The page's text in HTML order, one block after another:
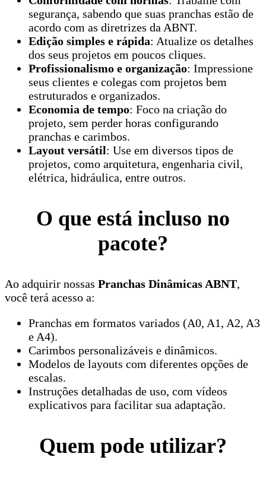
segurança, sabendo que suas pranchas estão de
acordo com as diretrizes da ABNT.
Edição simples e rápida: Atualize os detalhes
dos seus projetos em poucos cliques.
Profissionalismo e organização: Impressione
seus clientes e colegas com projetos bem
estruturados e organizados.
Economia de tempo: Foco na criação do
projeto, sem perder horas configurando
pranchas e carimbos.
Layout versátil: Use em diversos tipos de
projetos, como arquitetura, engenharia civil,
elétrica, hidráulica, entre outros.
O que está incluso no
pacote?
Ao adquirir nossas Pranchas Dinâmicas ABNT,
você terá acesso a:
Pranchas em formatos variados (A0, A1, A2, A3
e A4).
Carimbos personalizáveis e dinâmicos.
Modelos de layouts com diferentes opções de
escalas.
Instruções detalhadas de uso, com vídeos
explicativos para facilitar sua adaptação.
Quem pode utilizar?